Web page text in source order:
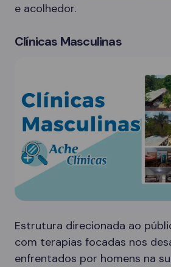
e acolhedor.
Clínicas Masculinas
Estrutura direcionada ao
com terapias focadas nos
enfrentados por homens na